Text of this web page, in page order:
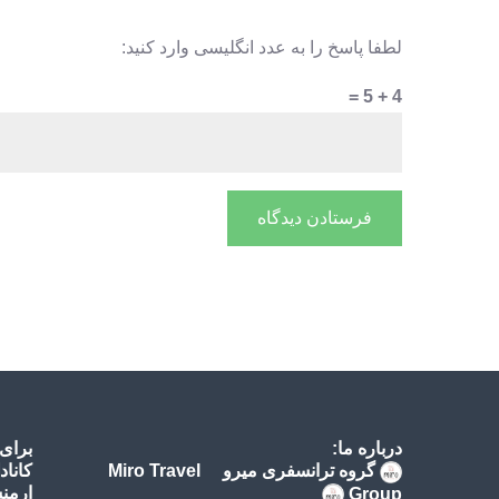
لطفا پاسخ را به عدد انگلیسی وارد کنید:
4 + 5 =
درباره ما:
گروه ترانسفری میرو Miro Travel
Group